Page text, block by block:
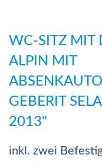
WC-SITZ MIT
ALPIN MIT
GEBERIT
2013"
inkl. zwei
Anfang
Bildergalerie
springen